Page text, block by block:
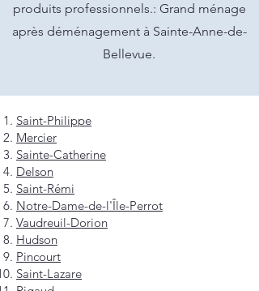
produits professionnels.: Grand ménage
après déménagement à Sainte-Anne-de-
Bellevue.
Saint-Philippe
Mercier
Sainte-Catherine
Delson
Saint-Rémi
Notre-Dame-de-l'Île-Perrot
Vaudreuil-Dorion
Hudson
Pincourt
Saint-Lazare